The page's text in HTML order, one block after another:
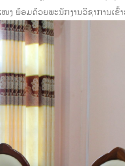
ງ ພ້ອມດ້ວຍພະນັກງານວິຊາການເຂົ້